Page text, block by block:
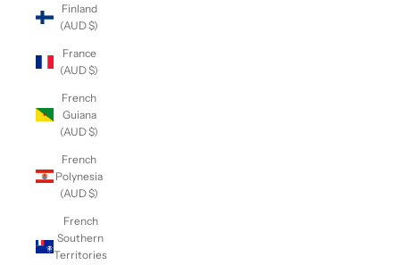
Finland
(AUD $)
France
(AUD $)
French
Guiana
(AUD $)
French
Polynesia
(AUD $)
French
Southern
Territories